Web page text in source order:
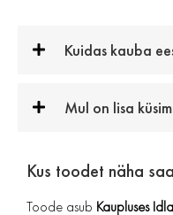
Kuidas kauba
Mul on lisa
Kus toodet näha
Toode asub Kaupluses